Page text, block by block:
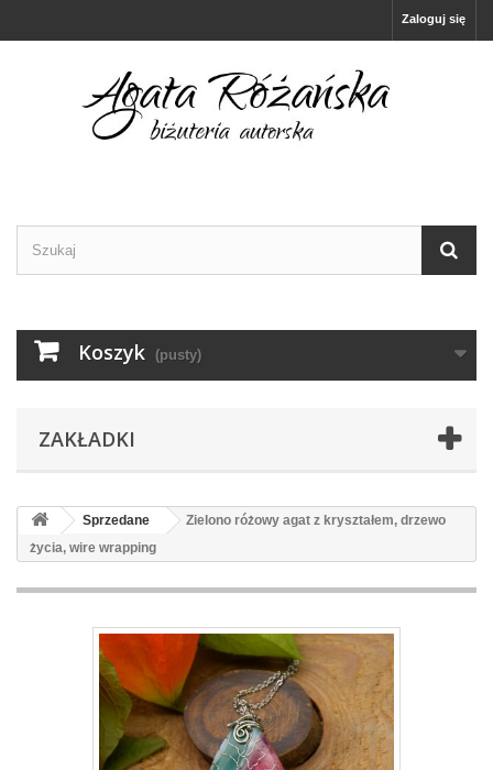
Zaloguj się
Koszyk (pusty)
ZAKŁADKI
Sprzedane
Zielono różowy agat z kryształem, drzewo
życia, wire wrapping